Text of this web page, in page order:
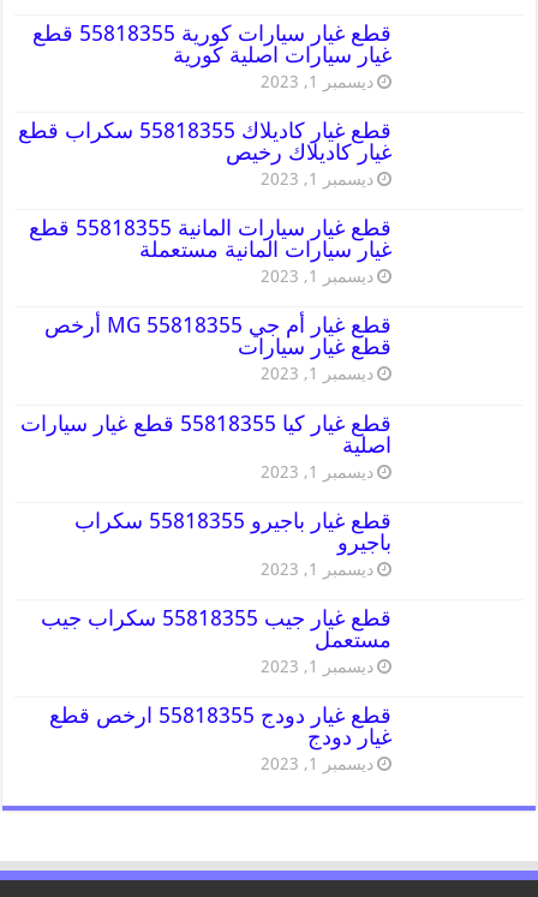
قطع غيار سيارات كورية 55818355 قطع
غيار سيارات اصلية كورية
ديسمبر 1, 2023
قطع غيار كاديلاك 55818355 سكراب قطع
غيار كاديلاك رخيص
ديسمبر 1, 2023
قطع غيار سيارات المانية 55818355 قطع
غيار سيارات المانية مستعملة
ديسمبر 1, 2023
قطع غيار أم جي MG 55818355 أرخص
قطع غيار سيارات
ديسمبر 1, 2023
قطع غيار كيا 55818355 قطع غيار سيارات
اصلية
ديسمبر 1, 2023
قطع غيار باجيرو 55818355 سكراب
باجيرو
ديسمبر 1, 2023
قطع غيار جيب 55818355 سكراب جيب
مستعمل
ديسمبر 1, 2023
قطع غيار دودج 55818355 ارخص قطع
غيار دودج
ديسمبر 1, 2023